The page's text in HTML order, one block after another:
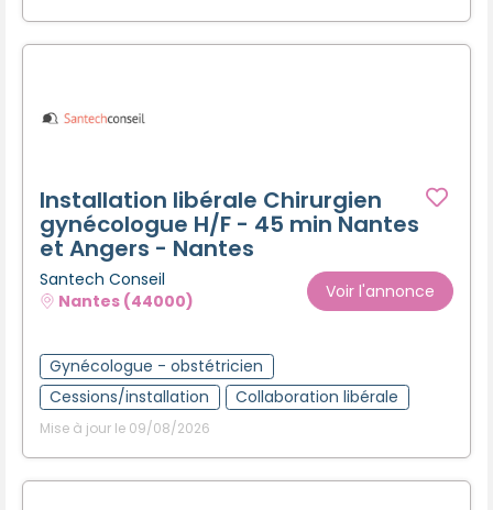
Installation libérale Chirurgien
gynécologue H/F - 45 min Nantes
et Angers - Nantes
Santech Conseil
Nantes (44000)
Voir l'annonce
Gynécologue - obstétricien
Cessions/installation
Collaboration libérale
Mise à jour le 09/08/2026